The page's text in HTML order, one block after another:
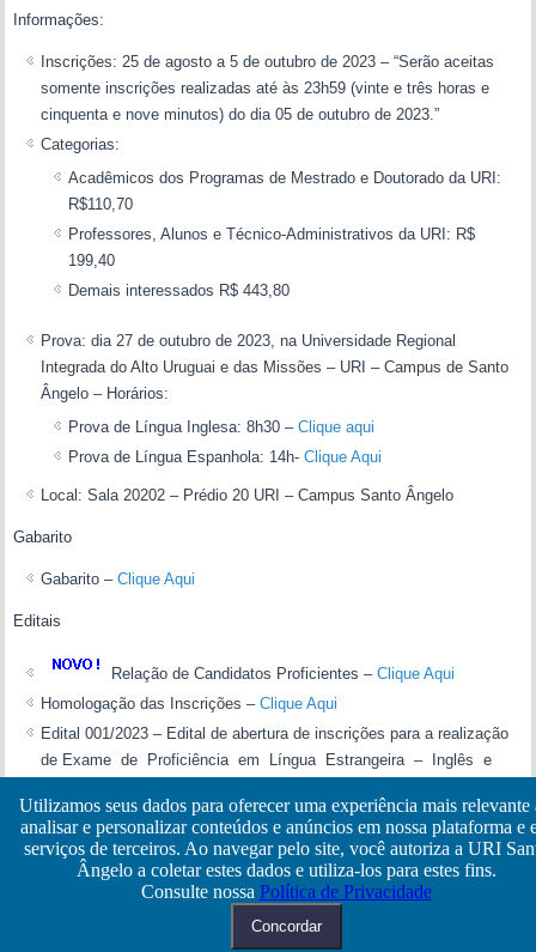
Informações:
Inscrições: 25 de agosto a 5 de outubro de 2023 – “Serão aceitas
somente inscrições realizadas até às 23h59 (vinte e três horas e
cinquenta e nove minutos) do dia 05 de outubro de 2023.”
Categorias:
Acadêmicos dos Programas de Mestrado e Doutorado da URI:
R$110,70
Professores, Alunos e Técnico-Administrativos da URI: R$
199,40
Demais interessados R$ 443,80
Prova: dia 27 de outubro de 2023, na Universidade Regional
Integrada do Alto Uruguai e das Missões – URI – Campus de Santo
Ângelo – Horários:
Prova de Língua Inglesa: 8h30 –Clique aqui
Prova de Língua Espanhola: 14h-Clique Aqui
Local: Sala 20202 – Prédio 20 URI – Campus Santo Ângelo
Gabarito
Gabarito –Clique Aqui
Editais
Relação de Candidatos Proficientes –Clique Aqui
Homologação das Inscrições –Clique Aqui
Edital 001/2023 – Edital de abertura de inscrições para a realização
de Exame de Proficiência em Língua Estrangeira – Inglês e
Inscrições
Acesso as inscrições –Clique Aqui
Copyright © NTI - URI-Santo Ângelo
Utilizamos seus dados para oferecer uma experiência mais relevante
analisar e personalizar conteúdos e anúncios em nossa plataforma e
serviços de terceiros. Ao navegar pelo site, você autoriza a URI
Ângelo a coletar estes dados e utiliza-los para estes fins.
Consulte nossa Política de Privacidade
Concordar